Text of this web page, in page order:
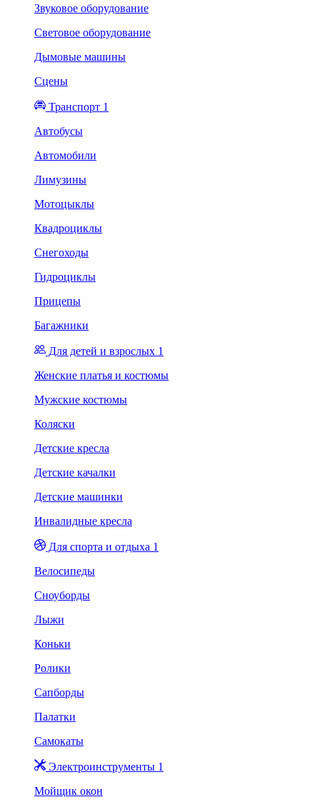
Звуковое оборудование
Световое оборудование
Дымовые машины
Сцены
Транспорт 1
Автобусы
Автомобили
Лимузины
Мотоцыклы
Квадроциклы
Снегоходы
Гидроциклы
Прицепы
Багажники
Для детей и взрослых 1
Женские платья и костюмы
Мужские костюмы
Коляски
Детские кресла
Детские качалки
Детские машинки
Инвалидные кресла
Для спорта и отдыха 1
Велосипеды
Сноуборды
Лыжи
Коньки
Ролики
Сапборды
Палатки
Самокаты
Электроинструменты 1
Мойщик окон